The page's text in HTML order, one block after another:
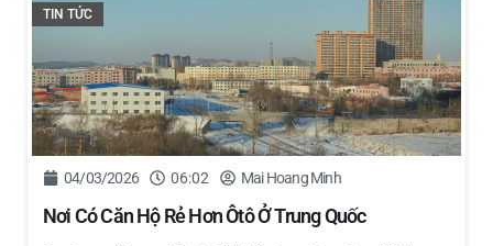
TIN TỨC
04/03/2026 06:02 Mai Hoang Minh
Nơi Có Căn Hộ Rẻ Hơn Ôtô Ở Trung Quốc